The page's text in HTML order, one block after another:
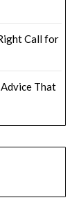
Call for
That